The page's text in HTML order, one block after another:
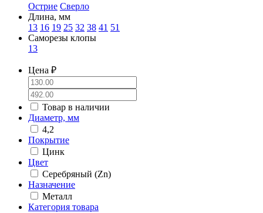
Острие Сверло
Длина, мм
13 16 19 25 32 38 41 51
Саморезы клопы
13
Цена ₽
Товар в наличии
Диаметр, мм
4,2
Покрытие
Цинк
Цвет
Серебряный (Zn)
Назначение
Металл
Категория товара